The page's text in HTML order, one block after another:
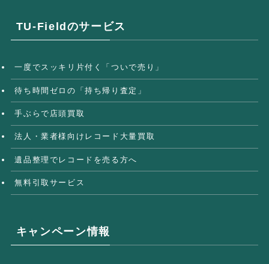
TU-Fieldのサービス
一度でスッキリ片付く「ついで売り」
待ち時間ゼロの「持ち帰り査定」
手ぶらで店頭買取
法人・業者様向けレコード大量買取
遺品整理でレコードを売る方へ
無料引取サービス
キャンペーン情報